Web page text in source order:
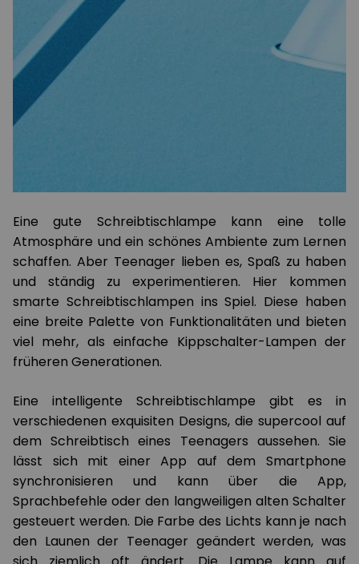
Eine gute Schreibtischlampe kann eine tolle
Atmosphäre und ein schönes Ambiente zum Lernen
schaffen. Aber Teenager lieben es, Spaß zu haben
und ständig zu experimentieren. Hier kommen
smarte Schreibtischlampen ins Spiel. Diese haben
eine breite Palette von Funktionalitäten und bieten
viel mehr, als einfache Kippschalter-Lampen der
früheren Generationen.
Eine intelligente Schreibtischlampe gibt es in
verschiedenen exquisiten Designs, die supercool auf
dem Schreibtisch eines Teenagers aussehen. Sie
lässt sich mit einer App auf dem Smartphone
synchronisieren und kann über die App,
Sprachbefehle oder den langweiligen alten Schalter
gesteuert werden. Die Farbe des Lichts kann je nach
den Launen der Teenager geändert werden, was